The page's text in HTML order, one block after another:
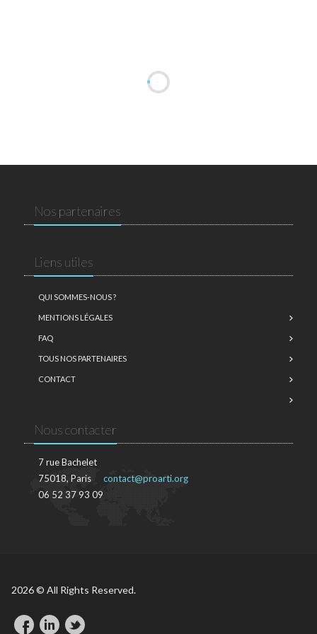
Nos partenaires
Liens utiles
QUI SOMMES-NOUS ?
MENTIONS LÉGALES
FAQ
TOUS NOS PARTENAIRES
CONTACT
Nous contacter
7 rue Bachelet
75018, Paris
06 52 37 93 09
contact@proarti.org
2026 © All Rights Reserved.